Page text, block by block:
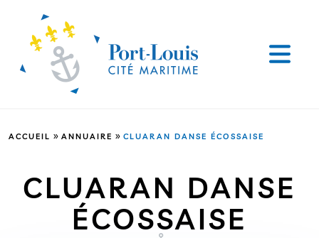
ACCUEIL » ANNUAIRE » CLUARAN DANSE ÉCOSSAISE
CLUARAN DANSE
ÉCOSSAISE